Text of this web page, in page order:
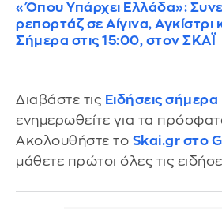
«Όπου Υπάρχει Ελλάδα»:
ρεπορτάζ σε Αίγινα, Αγκίστρι
Σήμερα στις 15:00, στον ΣΚΑΪ
Διαβάστε τις Ειδήσεις σήμερα
ενημερωθείτε για τα
Ακολουθήστε το Skai.gr στο
μάθετε πρώτοι όλες τις